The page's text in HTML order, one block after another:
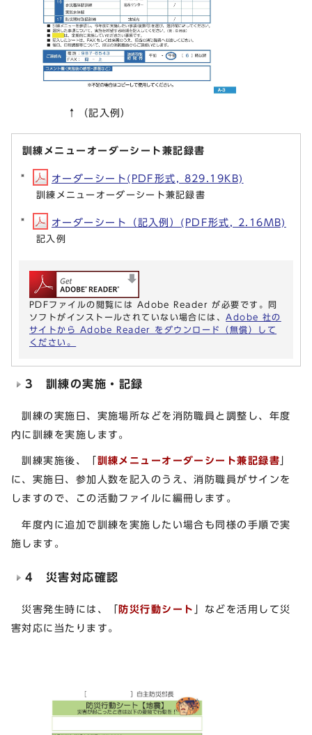
↑（記入例）
訓練メニューオーダーシート兼記録書
オーダーシート(PDF形式, 829.19KB)
訓練メニューオーダーシート兼記録書
オーダーシート（記入例）(PDF形式, 2.16MB)
記入例
PDFファイルの閲覧には Adobe Reader が必要です。同
ソフトがインストールされていない場合には、 Adobe 社の
サイトから Adobe Reader をダウンロード（無償）して
ください。
3 訓練の実施・記録
訓練の実施日、実施場所などを消防職員と調整し、年度
内に訓練を実施します。
訓練実施後、「 訓練メニューオーダーシート兼記録書
に、実施日、参加人数を記入のうえ、消防職員がサインを
しますので、この活動ファイルに編冊します。
年度内に追加で訓練を実施したい場合も同様の手順で実
施します。
4 災害対応確認
災害発生時には、「 防災行動シート
」などを活用して災
害対応に当たります。